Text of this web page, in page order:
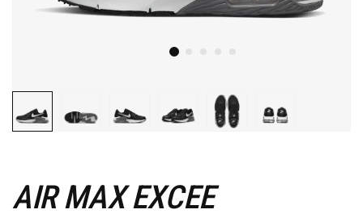
AIR MAX EXCEE